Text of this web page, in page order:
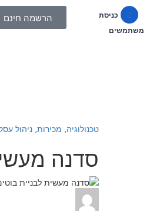
כניסת
משתמשים
הרשמה חינם
טכנולוגיה⸲ מכירות⸲ ניהול
סדנה